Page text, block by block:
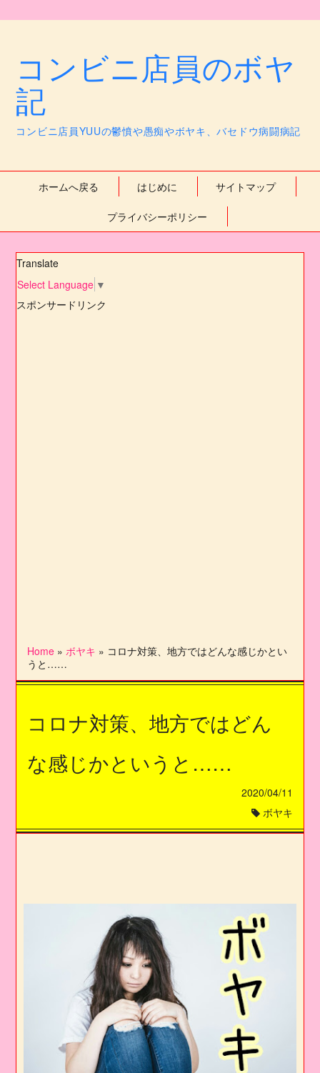
コンビニ店員のボヤ
記
コンビニ店員YUUの鬱憤や愚痴やボヤキ、バセドウ病闘病記
ホームへ戻る はじめに サイトマップ
プライバシーポリシー
Translate
Select Language ▼
スポンサードリンク
Home »ボヤキ » コロナ対策、地方ではどんな感じかとい
うと……
コロナ対策、地方ではどん
な感じかというと……
2020/04/11
ボヤキ